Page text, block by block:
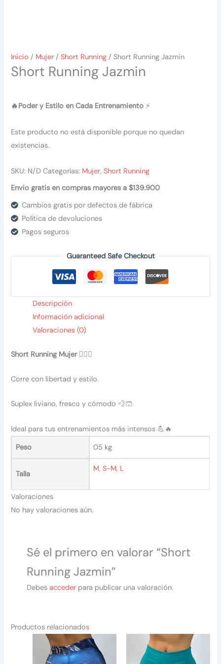
Inicio / Mujer /Short Running / Short Running Jazmin
Short Running Jazmin
🔥Poder y Estilo en Cada Entrenamiento ⚡
Este producto no está disponible porque no quedan
existencias.
SKU: N/D Categorías: Mujer,Short Running
Envio gratis en compras mayores a $139.900
Cambios gratis por defectos de fábrica
Política de devoluciones
Pagos seguros
Guaranteed Safe Checkout
Descripción
Información adicional
Valoraciones (0)
Short Running Mujer 🏃‍♀️✨
Corre con libertad y estilo.
Suplex liviano, fresco y cómodo 💨🩳
Ideal para tus entrenamientos más intensos 💪🔥
Peso
05 kg
Talla
M, S-M, L
Valoraciones
No hay valoraciones aún.
Sé el primero en valorar “Short
Running Jazmin”
Debes accederpara publicar una valoración.
Productos relacionados